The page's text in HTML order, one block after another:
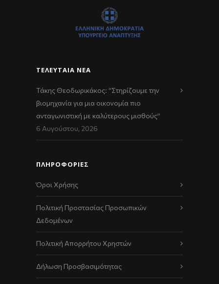
ΤΕΛΕΥΤΑΊΑ ΝΈΑ
Τάκης Θεοδωρικάκος: “Στηρίζουμε την
βιομηχανία για μια οικονομία πιο
ανταγωνιστική με καλύτερους μισθούς”
6 Αυγούστου, 2026
ΠΛΗΡΟΦΟΡΙΕΣ
Όροι Χρήσης
Πολιτική Προστασίας Προσωπικών
Δεδομένων
Πολιτική Απορρήτου Χρηστών
Δήλωση Προσβασιμότητας